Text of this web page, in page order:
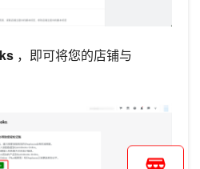
，即可将您的店铺与